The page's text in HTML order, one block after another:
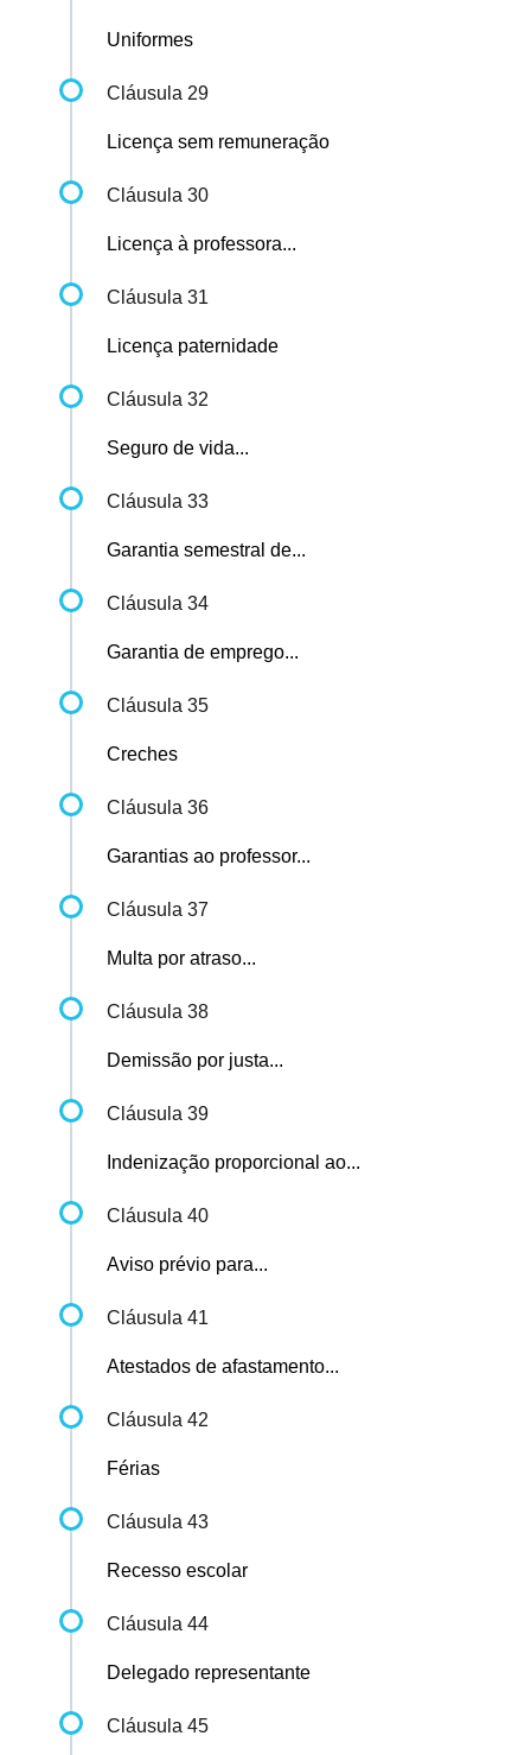
Uniformes
Cláusula 29
Licença sem remuneração
Cláusula 30
Licença à professora...
Cláusula 31
Licença paternidade
Cláusula 32
Seguro de vida...
Cláusula 33
Garantia semestral de...
Cláusula 34
Garantia de emprego...
Cláusula 35
Creches
Cláusula 36
Garantias ao professor...
Cláusula 37
Multa por atraso...
Cláusula 38
Demissão por justa...
Cláusula 39
Indenização proporcional ao...
Cláusula 40
Aviso prévio para...
Cláusula 41
Atestados de afastamento...
Cláusula 42
Férias
Cláusula 43
Recesso escolar
Cláusula 44
Delegado representante
Cláusula 45